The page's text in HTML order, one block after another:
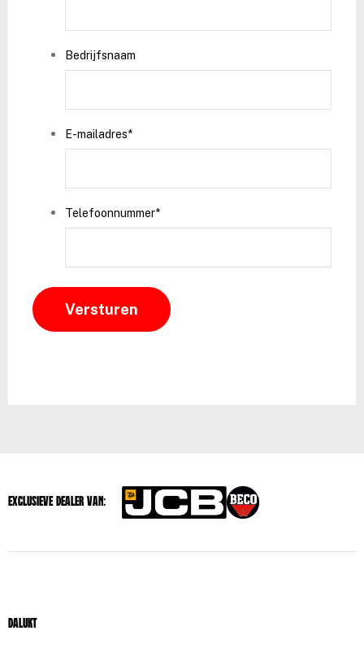
Bedrijfsnaam
E-mailadres*
Telefoonnummer*
Exclusieve dealer van:
Dalukt